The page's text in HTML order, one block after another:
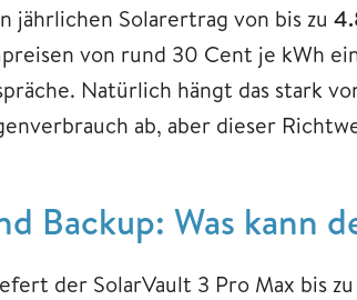
jährlichen Solarertrag von bis zu
von rund 30 Cent je kWh
Natürlich hängt das stark
ab, aber dieser
Backup: Was kann
der SolarVault 3 Pro Max bis zu